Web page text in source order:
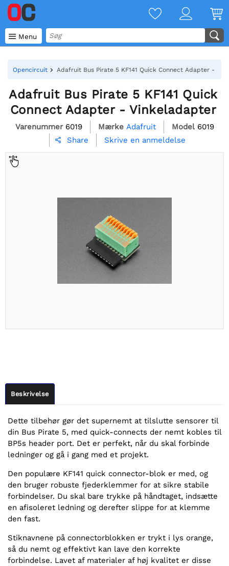
 Menu
Opencircuit Adafruit Bus Pirate 5 KF141 Quick Connect Adapter -
Adafruit Bus Pirate 5 KF141 Quick
Connect Adapter - Vinkeladapter
Varenummer 6019 Mærke Adafruit Model 6019
 Share Skrive en anmeldelse
Beskrivelse
Dette tilbehør gør det supernemt at tilslutte sensorer til
din Bus Pirate 5, med quick-connects der nemt kobles til
BP5s header port. Det er perfekt, når du skal forbinde
ledninger og gå i gang med et projekt.
Den populære KF141 quick connector-blok er med, og
den bruger robuste fjederklemmer for at sikre stabile
forbindelser. Du skal bare trykke på håndtaget, indsætte
en afisoleret ledning og derefter slippe for at klemme
den fast.
Stiknavnene på connectorblokken er trykt i lys orange,
så du nemt og effektivt kan lave den korrekte
forbindelse. Lavet af materialer af høj kvalitet er disse